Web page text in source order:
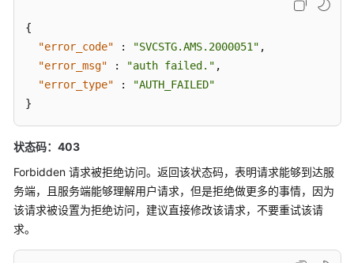
（联
盟
区
API（联
区
域）
{
"error_code"
: "SVCSTG.AMS.2000051" ,
"error_msg"
: "auth failed." ,
"error_type"
:
"AUTH_FAILED"
}
状态码：403
Forbidden 请求被拒绝访问。返回该状态码，表明请求能够到达服
务端，且服务端能够理解用户请求，但是拒绝做更多的事情，因为
该请求被设置为拒绝访问，建议直接修改该请求，不要重试该请
求。